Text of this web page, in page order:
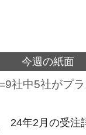
今週の紙面
社中5社がプ
24年2月の受注